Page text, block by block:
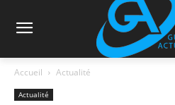
Accueil Actualité
Actualité